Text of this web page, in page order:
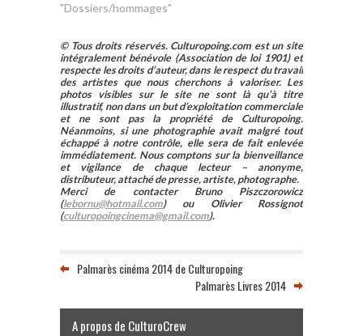
"Dossiers/hommages"
© Tous droits réservés. Culturopoing.com est un site
intégralement bénévole (Association de loi 1901) et
respecte les droits d’auteur, dans le respect du travail
des artistes que nous cherchons à valoriser. Les
photos visibles sur le site ne sont là qu’à titre
illustratif, non dans un but d’exploitation commerciale
et ne sont pas la propriété de Culturopoing.
Néanmoins, si une photographie avait malgré tout
échappé à notre contrôle, elle sera de fait enlevée
immédiatement. Nous comptons sur la bienveillance
et vigilance de chaque lecteur – anonyme,
distributeur, attaché de presse, artiste, photographe.
Merci de contacter Bruno Piszczorowicz
(lebornu@hotmail.com) ou Olivier Rossignot
(culturopoingcinema@gmail.com).
Palmarès cinéma 2014 de Culturopoing
Palmarès Livres 2014
A propos de CulturoCrew